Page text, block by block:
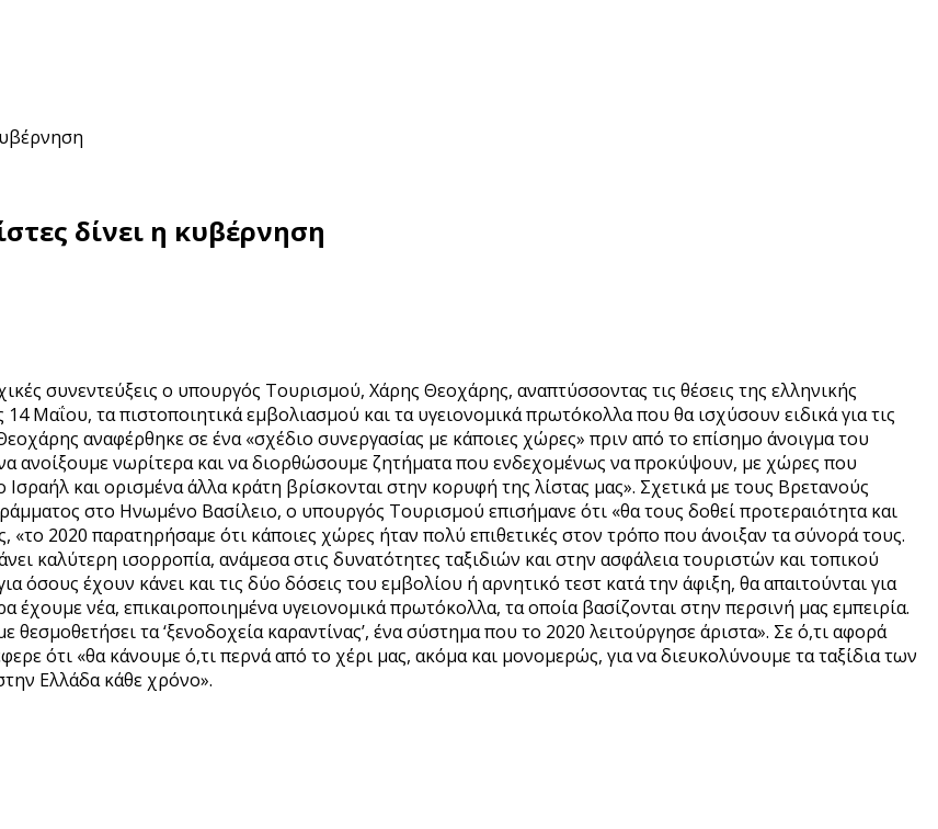
δίνει η κυβέρνηση
συνεντεύξεις ο υπουργός Τουρισμού, Χάρης Θεοχάρης, αναπτύσσοντας τις θέσεις της ελληνικής
Μαΐου, τα πιστοποιητικά εμβολιασμού και τα υγειονομικά πρωτόκολλα που θα ισχύσουν ειδικά για τις
αναφέρθηκε σε ένα «σχέδιο συνεργασίας με κάποιες χώρες» πριν από το επίσημο άνοιγμα του
ανοίξουμε νωρίτερα και να διορθώσουμε ζητήματα που ενδεχομένως να προκύψουν, με χώρες που
και ορισμένα άλλα κράτη βρίσκονται στην κορυφή της λίστας μας». Σχετικά με τους Βρετανούς
στο Ηνωμένο Βασίλειο, ο υπουργός Τουρισμού επισήμανε ότι «θα τους δοθεί προτεραιότητα και
2020 παρατηρήσαμε ότι κάποιες χώρες ήταν πολύ επιθετικές στον τρόπο που άνοιξαν τα σύνορά τους.
καλύτερη ισορροπία, ανάμεσα στις δυνατότητες ταξιδιών και στην ασφάλεια τουριστών και τοπικού
έχουν κάνει και τις δύο δόσεις του εμβολίου ή αρνητικό τεστ κατά την άφιξη, θα απαιτούνται για
νέα, επικαιροποιημένα υγειονομικά πρωτόκολλα, τα οποία βασίζονται στην περσινή μας εμπειρία.
τα ‘ξενοδοχεία καραντίνας’, ένα σύστημα που το 2020 λειτούργησε άριστα». Σε ό,τι αφορά
ότι «θα κάνουμε ό,τι περνά από το χέρι μας, ακόμα και μονομερώς, για να διευκολύνουμε τα ταξίδια των
Ελλάδα κάθε χρόνο».